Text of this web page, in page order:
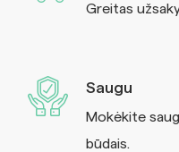
Greitas
Saugu
Mokėkite
būdais.